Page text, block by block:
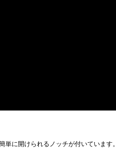
に開けられるノッチが付いています。